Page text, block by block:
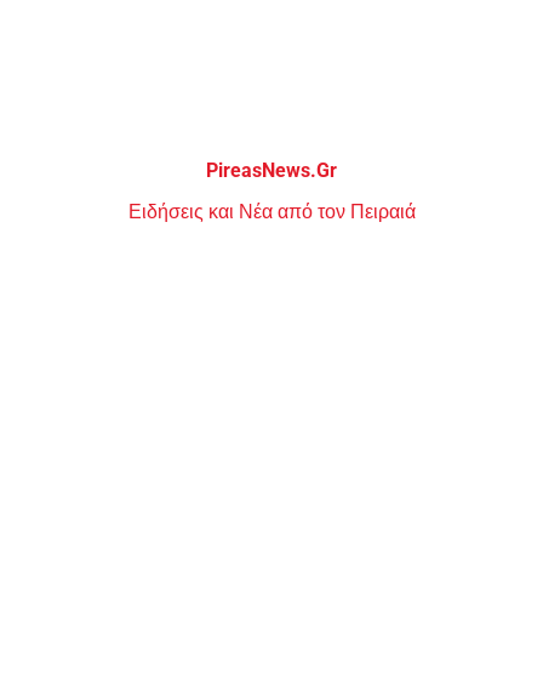
PireasNews.Gr
Ειδήσεις και Νέα από τον Πειραιά